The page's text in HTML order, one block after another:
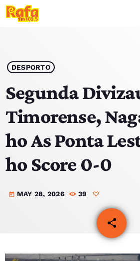
play_arrow OUVIR RAFA
HOME
NOTISIA
EKIPA
TOP 15
DESPORTO
Segunda
Timorense,
ho As Ponta
ho Score 0-0
today MAY 28, 2026 39
share
email